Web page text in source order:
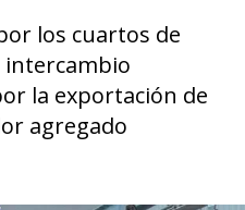
los cuartos de
intercambio
la exportación de
agregado